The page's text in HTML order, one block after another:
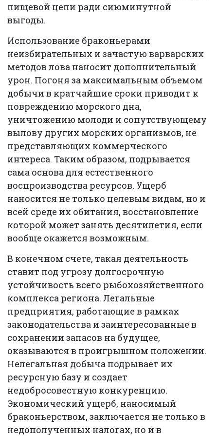
пищевой цепи ради сиюминутной
выгоды.
Использование браконьерами
неизбирательных и зачастую варварских
методов лова наносит дополнительный
урон. Погоня за максимальным объемом
добычи в кратчайшие сроки приводит к
повреждению морского дна,
уничтожению молоди и сопутствующему
вылову других морских организмов, не
представляющих коммерческого
интереса. Таким образом, подрывается
сама основа для естественного
воспроизводства ресурсов. Ущерб
наносится не только целевым видам, но и
всей среде их обитания, восстановление
которой может занять десятилетия, если
вообще окажется возможным.
В конечном счете, такая деятельность
ставит под угрозу долгосрочную
устойчивость всего рыбохозяйственного
комплекса региона. Легальные
предприятия, работающие в рамках
законодательства и заинтересованные в
сохранении запасов на будущее,
оказываются в проигрышном положении.
Нелегальная добыча подрывает их
ресурсную базу и создает
недобросовестную конкуренцию.
Экономический ущерб, наносимый
браконьерством, заключается не только в
недополученных налогах, но и в